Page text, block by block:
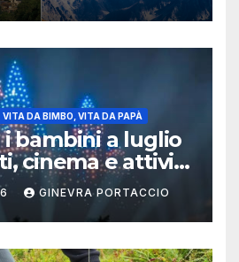
VITA DA BIMBO, VITA DA PAPÀ
i bambini a luglio
cinema e attività
GINEVRA PORTACCIO